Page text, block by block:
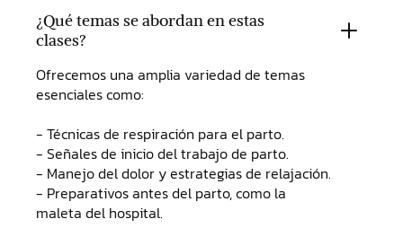
¿Qué temas se abordan en estas
clases?
Ofrecemos una amplia variedad de temas
esenciales como:
- Técnicas de respiración para el parto.
- Señales de inicio del trabajo de parto.
- Manejo del dolor y estrategias de relajación.
- Preparativos antes del parto, como la
maleta del hospital.